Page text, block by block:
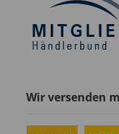
Wir versenden